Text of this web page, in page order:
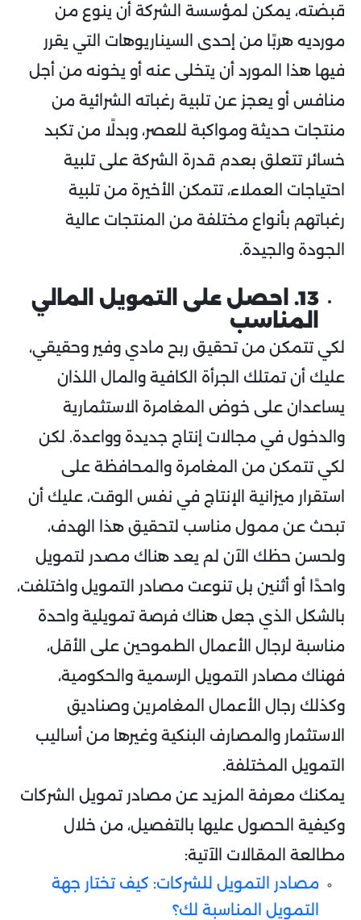
قبضته، يمكن لمؤسسة الشركة أن ينوع من
مورديه هربًا من إحدى السيناريوهات التي يقرر
فيها هذا المورد أن يتخلى عنه أو يخونه من أجل
منافس أو يعجز عن تلبية رغباته الشرائية من
منتجات حديثة ومواكبة للعصر، وبدلًا من تكبد
خسائر تتعلق بعدم قدرة الشركة على تلبية
احتياجات العملاء، تتمكن الأخيرة من تلبية
رغباتهم بأنواع مختلفة من المنتجات عالية
الجودة والجيدة.
13. احصل على التمويل المالي
المناسب
لكي تتمكن من تحقيق ربح مادي وفير وحقيقي،
عليك أن تمتلك الجرأة الكافية والمال اللذان
يساعدان على خوض المغامرة الاستثمارية
والدخول في مجالات إنتاج جديدة وواعدة. لكن
لكي تتمكن من المغامرة والمحافظة على
استقرار ميزانية الإنتاج في نفس الوقت، عليك أن
تبحث عن ممول مناسب لتحقيق هذا الهدف،
ولحسن حظك الآن لم يعد هناك مصدر لتمويل
واحدًا أو أثنين بل تنوعت مصادر التمويل واختلفت،
بالشكل الذي جعل هناك فرصة تمويلية واحدة
مناسبة لرجال الأعمال الطموحين على الأقل،
فهناك مصادر التمويل الرسمية والحكومية،
وكذلك رجال الأعمال المغامرين وصناديق
الاستثمار والمصارف البنكية وغيرها من أساليب
التمويل المختلفة.
يمكنك معرفة المزيد عن مصادر تمويل الشركات
وكيفية الحصول عليها بالتفصيل، من خلال
مطالعة المقالات الآتية:
مصادر التمويل للشركات: كيف تختار جهة
التمويل المناسبة لك؟